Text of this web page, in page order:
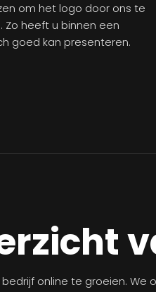
om het logo door ons te
heeft u binnen een
goed kan presenteren.
online te groeien.